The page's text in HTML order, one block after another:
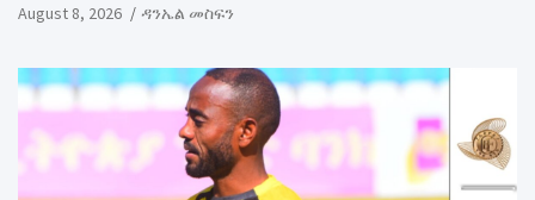
August 8, 2026 ዳንኤል መስፍን